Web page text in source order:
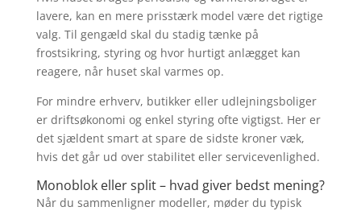
lavere, kan en mere prisstærk model være det rigtige
valg. Til gengæld skal du stadig tænke på
frostsikring, styring og hvor hurtigt anlægget kan
reagere, når huset skal varmes op.
For mindre erhverv, butikker eller udlejningsboliger
er driftsøkonomi og enkel styring ofte vigtigst. Her er
det sjældent smart at spare de sidste kroner væk,
hvis det går ud over stabilitet eller servicevenlighed.
Monoblok eller split – hvad giver bedst mening?
Når du sammenligner modeller, møder du typisk